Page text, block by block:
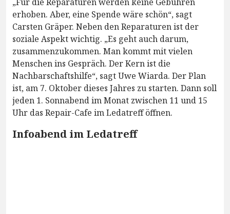
erhoben. Aber, eine Spende wäre schön“, sagt
Carsten Gräper. Neben den Reparaturen ist der
soziale Aspekt wichtig. „Es geht auch darum,
zusammenzukommen. Man kommt mit vielen
Menschen ins Gespräch. Der Kern ist die
Nachbarschaftshilfe“, sagt Uwe Wiarda. Der Plan
ist, am 7. Oktober dieses Jahres zu starten. Dann soll
jeden 1. Sonnabend im Monat zwischen 11 und 15
Uhr das Repair-Cafe im Ledatreff öffnen.
Infoabend im Ledatreff